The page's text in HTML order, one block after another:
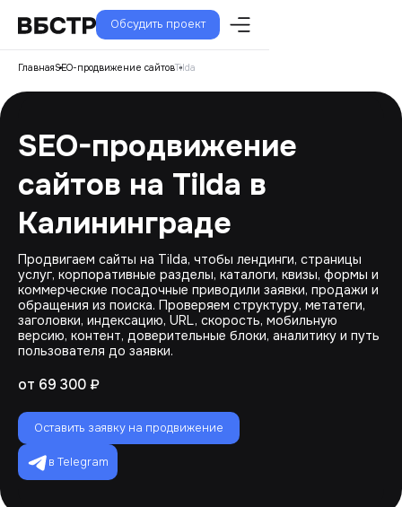
Обсудить проект
ГлавнаяSEO-продвижение сайтовTilda
SEO-продвижение
сайтов на Tilda в
Калининграде
Продвигаем сайты на Tilda, чтобы лендинги, страницы
услуг, корпоративные разделы, каталоги, квизы, формы и
коммерческие посадочные приводили заявки, продажи и
обращения из поиска. Проверяем структуру, метатеги,
заголовки, индексацию, URL, скорость, мобильную
версию, контент, доверительные блоки, аналитику и путь
пользователя до заявки.
от 69 300 ₽
Оставить заявку на продвижение
в Telegram